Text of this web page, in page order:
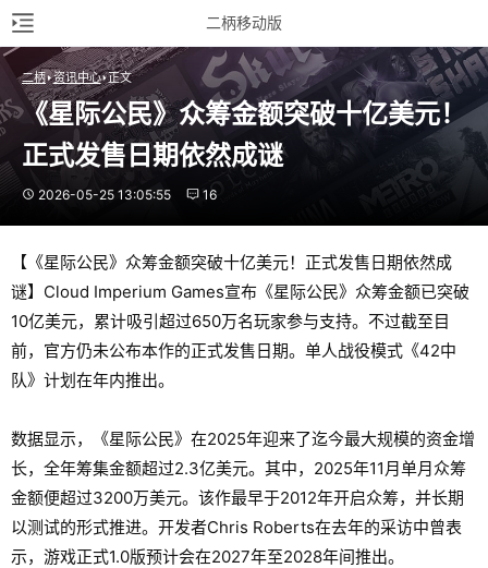
二柄移动版
二柄 资讯中心 正文
《星际公民》众筹金额突破十亿美元！
正式发售日期依然成谜
2026-05-25 13:05:55 16
【《星际公民》众筹金额突破十亿美元！正式发售日期依然成
谜】Cloud Imperium Games宣布《星际公民》众筹金额已突破
10亿美元，累计吸引超过650万名玩家参与支持。不过截至目
前，官方仍未公布本作的正式发售日期。单人战役模式《42中
队》计划在年内推出。
数据显示，《星际公民》在2025年迎来了迄今最大规模的资金增
长，全年筹集金额超过2.3亿美元。其中，2025年11月单月众筹
金额便超过3200万美元。该作最早于2012年开启众筹，并长期
以测试的形式推进。开发者Chris Roberts在去年的采访中曾表
示，游戏正式1.0版预计会在2027年至2028年间推出。